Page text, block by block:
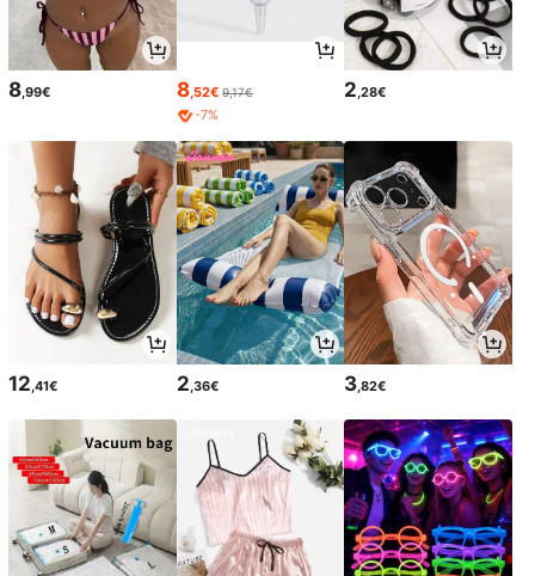
8 ,99€ 8,52€ 9,17€
-7%
2 ,28€
12,41€ 2,36€ 3,82€